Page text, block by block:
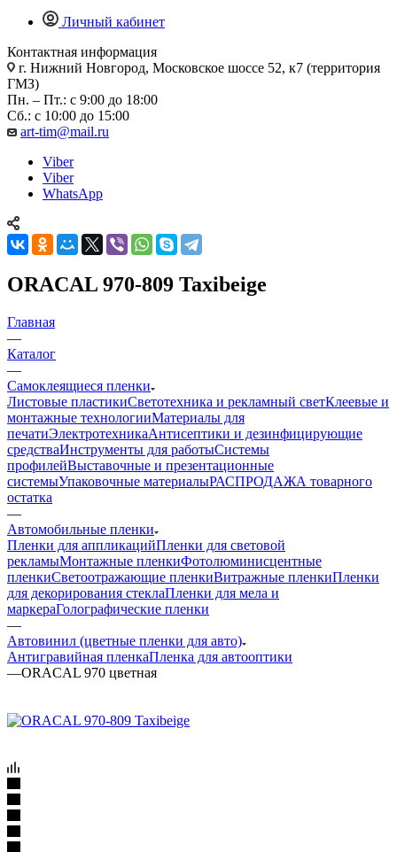
Личный кабинет
Контактная информация
г. Нижний Новгород, Московское шоссе 52, к7 (территория
ГМЗ)
Пн. – Пт.: с 9:00 до 18:00
Сб.: с 10:00 до 15:00
art-tim@mail.ru
Viber
Viber
WhatsApp
ORACAL 970-809 Taxibeige
Главная
—
Каталог
—
Самоклеящиеся пленки
Листовые пластикиСветотехника и рекламный светКлеевые и
монтажные технологииМатериалы для
печатиЭлектротехникаАнтисептики и дезинфицирующие
средстваИнструменты для работыСистемы
профилейВыставочные и презентационные
системыУпаковочные материалыРАСПРОДАЖА товарного
остатка
—
Автомобильные пленки
Пленки для аппликацийПленки для световой
рекламыМонтажные пленкиФотолюминисцентные
пленкиСветоотражающие пленкиВитражные пленкиПленки
для декорирования стеклаПленки для мела и
маркераГолографические пленки
—
Автовинил (цветные пленки для авто)
Антигравийная пленкаПленка для автооптики
—ORACAL 970 цветная